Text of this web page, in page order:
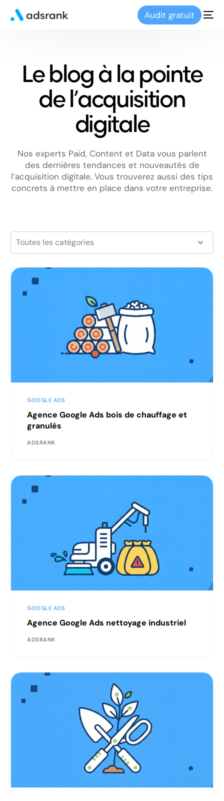
Audit gratuit
Le blog à la pointe
de l’acquisition
digitale
Nos experts Paid, Content et Data vous parlent
des dernières tendances et nouveautés de
l’acquisition digitale. Vous trouverez aussi des tips
concrets à mettre en place dans votre entreprise.
GOOGLE ADS
Agence Google Ads bois de chauffage et
granulés
ADSRANK
GOOGLE ADS
Agence Google Ads nettoyage industriel
ADSRANK